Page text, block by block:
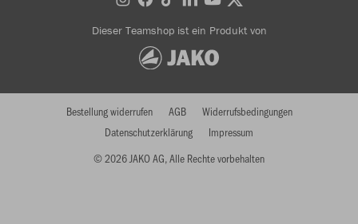
Dieser Teamshop ist ein Produkt von
© 2026 JAKO AG, Alle Rechte vorbehalten
Bestellung widerrufen AGB
Widerrufsbedingungen
Datenschutzerklärung
Impressum